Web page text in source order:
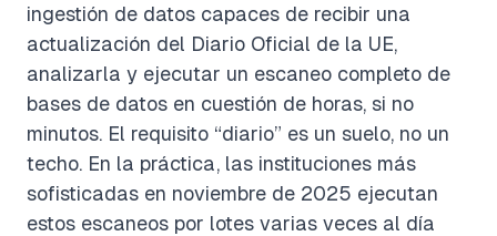
ingestión de datos capaces de recibir una
actualización del Diario Oficial de la UE,
analizarla y ejecutar un escaneo completo de
bases de datos en cuestión de horas, si no
minutos. El requisito “diario” es un suelo, no un
techo. En la práctica, las instituciones más
sofisticadas en noviembre de 2025 ejecutan
estos escaneos por lotes varias veces al día